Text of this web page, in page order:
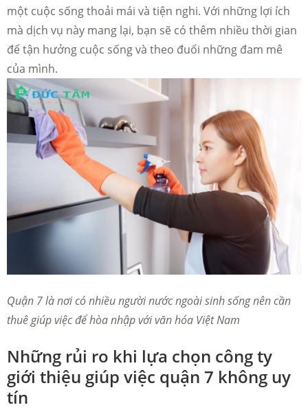
một cuộc sống thoải mái và tiện nghi. Với những lợi ích
mà dịch vụ này mang lại, bạn sẽ có thêm nhiều thời gian
để tận hưởng cuộc sống và theo đuổi những đam mê
của mình.
Quận 7 là nơi có nhiều người nước ngoài sinh sống nên cần
thuê giúp việc để hòa nhập với văn hóa Việt Nam
Những rủi ro khi lựa chọn công ty
giới thiệu giúp việc quận 7 không uy
tín